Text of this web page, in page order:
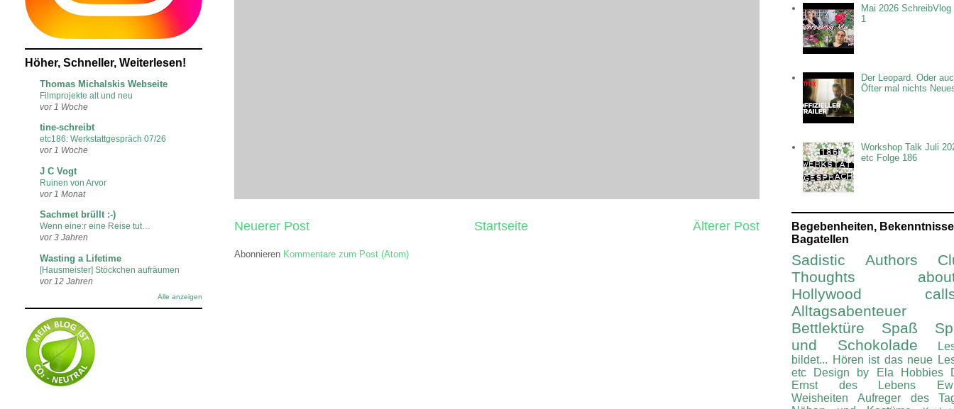
Neuerer Post Älterer Post
Startseite
Abonnieren Kommentare zum Post (Atom)
Höher, Schneller, Weiterlesen!
Thomas Michalskis Webseite
Filmprojekte alt und neu
vor 1 Woche
tine-schreibt
etc186: Werkstattgespräch 07/26
vor 1 Woche
J C Vogt
Ruinen von Arvor
vor 1 Monat
Sachmet brüllt :-)
Wenn eine:r eine Reise tut…
vor 3 Jahren
Wasting a Lifetime
[Hausmeister] Stöckchen aufräumen
vor 12 Jahren
Alle anzeigen
Mai 2026 SchreibVlog
1
Der Leopard. Oder
Öfter mal nichts
Workshop Talk Juli
etc Folge 186
Begebenheiten,
Bagatellen
Sadistic Authors
Thoughts
Hollywood
Alltagsabenteuer
Bettlektüre
Spaß
und Schokolade
bildet... Hören ist das neue
etc
Design by Ela Hobbies
Ernst des Lebens
Weisheiten
Aufreger des